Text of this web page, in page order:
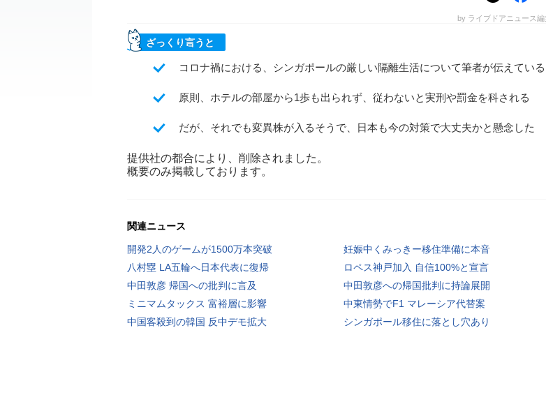
by ライブドアニュース
ざっくり言うと
コロナ禍における、シンガポールの厳しい隔離生活について筆者が伝えている
原則、ホテルの部屋から1歩も出られず、従わないと実刑や罰金を科される
だが、それでも変異株が入るそうで、日本も今の対策で大丈夫かと懸念した
提供社の都合により、削除されました。
概要のみ掲載しております。
関連ニュース
開発2人のゲームが1500万本突破
妊娠中くみっきー移住準備に本音
八村塁 LA五輪へ日本代表に復帰
ロペス神戸加入 自信100%と宣言
中田敦彦 帰国への批判に言及
中田敦彦への帰国批判に持論展開
ミニマムタックス 富裕層に影響
中東情勢でF1 マレーシア代替案
中国客殺到の韓国 反中デモ拡大
シンガポール移住に落とし穴あり